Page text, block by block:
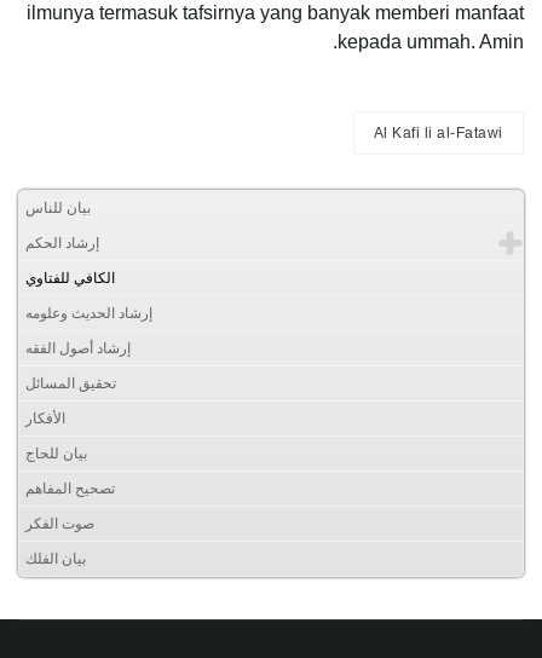
ilmunya termasuk tafsirnya yang banyak memberi manfaat
kepada ummah. Amin.
Al Kafi li al-Fatawi
بيان للناس
إرشاد الحكم
الكافي للفتاوي
إرشاد الحديث وعلومه
إرشاد أصول الفقه
تحقيق المسائل
الأفكار
بيان للحاج
تصحيح المفاهم
صوت الفكر
بيان الفلك